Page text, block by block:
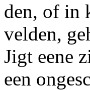
den, of in
velden,
Jigt eene
een